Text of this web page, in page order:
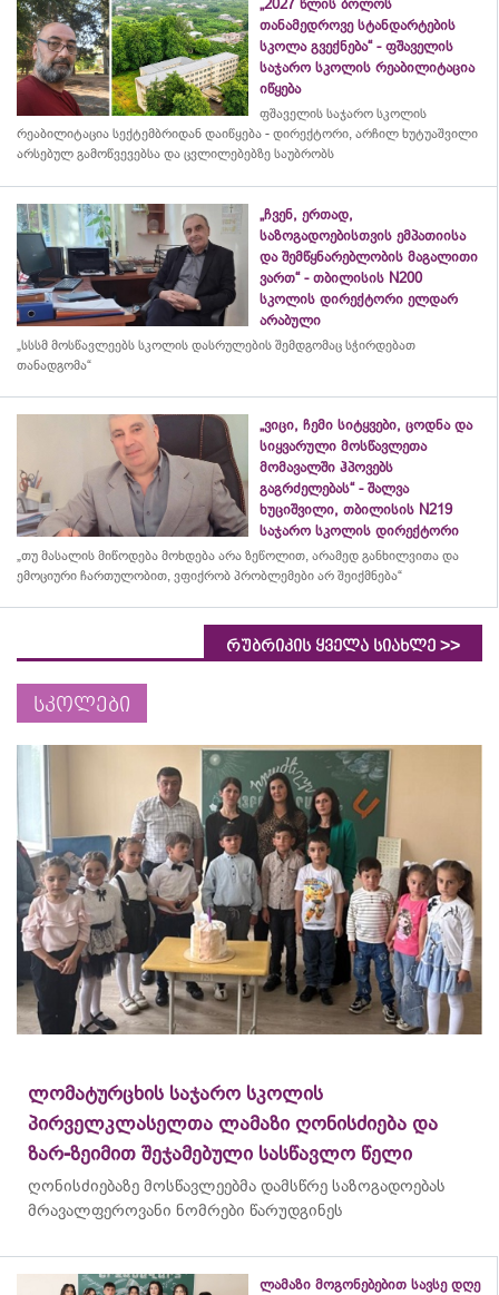
„2027 წლის ბოლოს
თანამედროვე სტანდარტების
სკოლა გვექნება“ - ფშაველის
საჯარო სკოლის რეაბილიტაცია
იწყება
ფშაველის საჯარო სკოლის
რეაბილიტაცია სექტემბრიდან დაიწყება - დირექტორი, არჩილ ხუტუაშვილი
არსებულ გამოწვევებსა და ცვლილებებზე საუბრობს
„ჩვენ, ერთად,
საზოგადოებისთვის ემპათიისა
და შემწყნარებლობის მაგალითი
ვართ“ - თბილისის N200
სკოლის დირექტორი ელდარ
არაბული
„სსსმ მოსწავლეებს სკოლის დასრულების შემდგომაც სჭირდებათ
თანადგომა“
„ვიცი, ჩემი სიტყვები, ცოდნა და
სიყვარული მოსწავლეთა
მომავალში ჰპოვებს
გაგრძელებას“ - შალვა
ხუციშვილი, თბილისის N219
საჯარო სკოლის დირექტორი
„თუ მასალის მიწოდება მოხდება არა ზეწოლით, არამედ განხილვითა და
ემოციური ჩართულობით, ვფიქრობ პრობლემები არ შეიქმნება“
რუბრიკის ყველა სიახლე >>
სკოლები
ლომატურცხის საჯარო სკოლის
პირველკლასელთა ლამაზი ღონისძიება და
ზარ-ზეიმით შეჯამებული სასწავლო წელი
ღონისძიებაზე მოსწავლეებმა დამსწრე საზოგადოებას
მრავალფეროვანი ნომრები წარუდგინეს
ლამაზი მოგონებებით სავსე დღე